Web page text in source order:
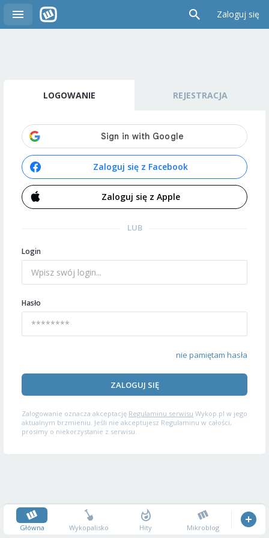
Zaloguj się
LOGOWANIE REJESTRACJA
Zaloguj się z Facebook
Zaloguj się z Apple
LUB
Login
Hasło
nie pamiętam hasła
ZALOGUJ SIĘ
Zalogowanie oznacza akceptację Regulaminu serwisu Wykop.pl w jego
aktualnym brzmieniu. Jeśli nie akceptujesz Regulaminu w całości,
prosimy o niekorzystanie z serwisu.
Główna Wykopalisko Hity Mikroblog